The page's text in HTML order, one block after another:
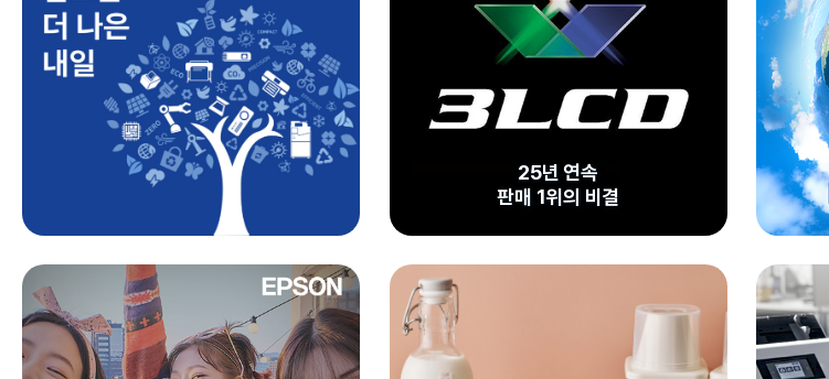
25년 연속
판매 1위의 비결